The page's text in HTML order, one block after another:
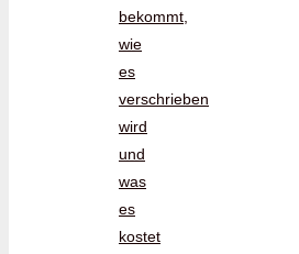
bekommt,
wie
es
verschrieben
wird
und
was
es
kostet